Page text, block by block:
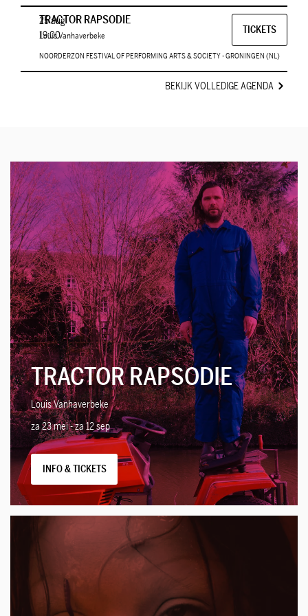
25 aug
19:00
TRACTOR RAPSODIE
Louis Vanhaverbeke
NOORDERZON FESTIVAL OF PERFORMING ARTS & SOCIETY - GRONINGEN (NL)
TICKETS
BEKIJK VOLLEDIGE AGENDA
TRACTOR RAPSODIE
Louis Vanhaverbeke
za 23 mei-za 12 sep
INFO & TICKETS